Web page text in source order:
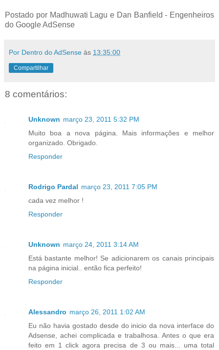
Postado por Madhuwati Lagu e Dan Banfield - Engenheiros
do Google AdSense
Por Dentro do AdSense às 13:35:00
Compartilhar
8 comentários:
Unknown março 23, 2011 5:32 PM
Muito boa a nova página. Mais informações e melhor
organizado. Obrigado.
Responder
Rodrigo Pardal março 23, 2011 7:05 PM
cada vez melhor !
Responder
Unknown março 24, 2011 3:14 AM
Está bastante melhor! Se adicionarem os canais principais
na página inicial.. então fica perfeito!
Responder
Alessandro março 26, 2011 1:02 AM
Eu não havia gostado desde do inicio da nova interface do
Adsense, achei complicada e trabalhosa. Antes o que era
feito em 1 click agora precisa de 3 ou mais... uma total